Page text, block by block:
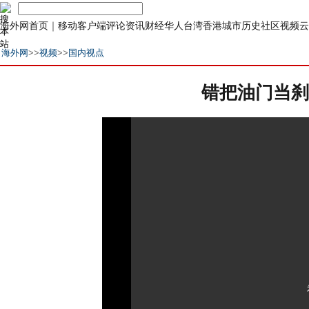
海外网首页 ｜ 移动客户端评论资讯财经华人 台湾香港城市历史社区视频
海外网>>视频>> 国内视点
错把油门当